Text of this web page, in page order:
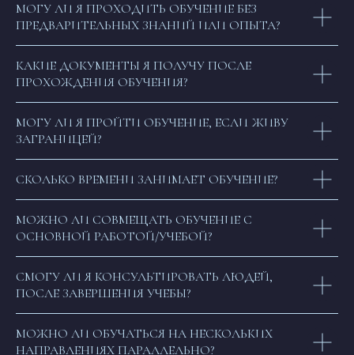
МОГУ ЛИ Я ПРОХОДИТЬ ОБУЧЕНИЕ БЕЗ
ПРЕДВАРИТЕЛЬНЫХ ЗНАНИЙ ИЛИ ОПЫТА?
КАКИЕ ДОКУМЕНТЫ Я ПОЛУЧУ ПОСЛЕ
ПРОХОЖДЕНИЯ ОБУЧЕНИЯ?
МОГУ ЛИ Я ПРОЙТИ ОБУЧЕНИЕ, ЕСЛИ ЖИВУ
ЗАГРАНИЦЕЙ?
СКОЛЬКО ВРЕМЕНИ ЗАНИМАЕТ ОБУЧЕНИЕ?
МОЖНО ЛИ СОВМЕЩАТЬ ОБУЧЕНИЕ С
ОСНОВНОЙ РАБОТОЙ/УЧЕБОЙ?
СМОГУ ЛИ Я КОНСУЛЬТИРОВАТЬ ЛЮДЕЙ,
ПОСЛЕ ЗАВЕРШЕНИЯ УЧЕБЫ?
МОЖНО ЛИ ОБУЧАТЬСЯ НА НЕСКОЛЬКИХ
НАПРАВЛЕНИЯХ ПАРАЛЛЕЛЬНО?
О НАС
INSTAGRAM* MSF
ПОДПИСАТЬСЯ НА НОВОСТИ
данныхи соглашаюсь с ответственностью
ОТПРАВИТЬ
образовательной деятельности
СТАТЬИ
Platforms, Inc. (социальные сети
Instagram, Facebook) запрещена
в России